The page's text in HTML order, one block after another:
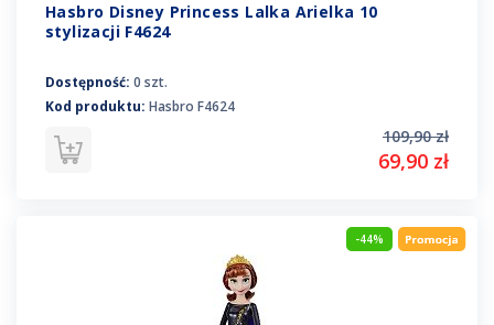
Hasbro Disney Princess Lalka Arielka 10
stylizacji F4624
Dostępność: 0 szt.
Kod produktu: Hasbro F4624
109,90 zł
69,90 zł
-44%